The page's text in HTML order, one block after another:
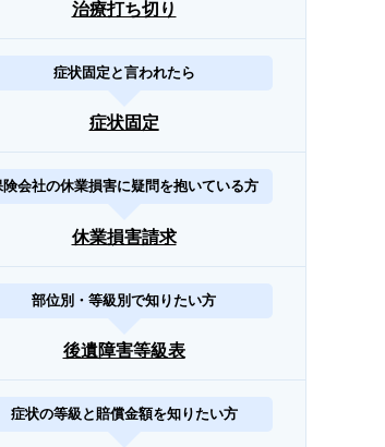
治療打ち切り
症状固定と言われたら
症状固定
険会社の休業損害に疑問を抱いている方
休業損害請求
部位別・等級別で知りたい方
後遺障害等級表
症状の等級と賠償金額を知りたい方